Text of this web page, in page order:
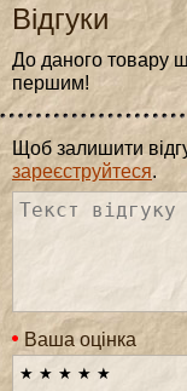
Відгуки
До даного товару
першим!
Щоб залишити
зареєструйтеся.
Ваша оцінка